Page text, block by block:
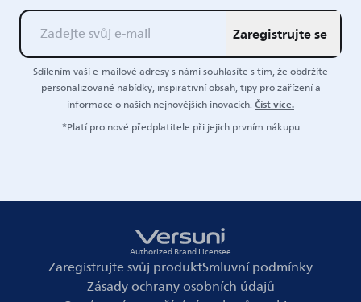
Zaregistrujte se
Sdílením vaší e-mailové adresy s námi souhlasíte s tím, že obdržíte
personalizované nabídky, inspirativní obsah, tipy pro zařízení a
informace o našich nejnovějších inovacích.Číst více.
*Platí pro nové předplatitele při jejich prvním nákupu
Authorized Brand Licensee
Zaregistrujte svůj produktSmluvní podmínky
Zásady ochrany osobních údajů